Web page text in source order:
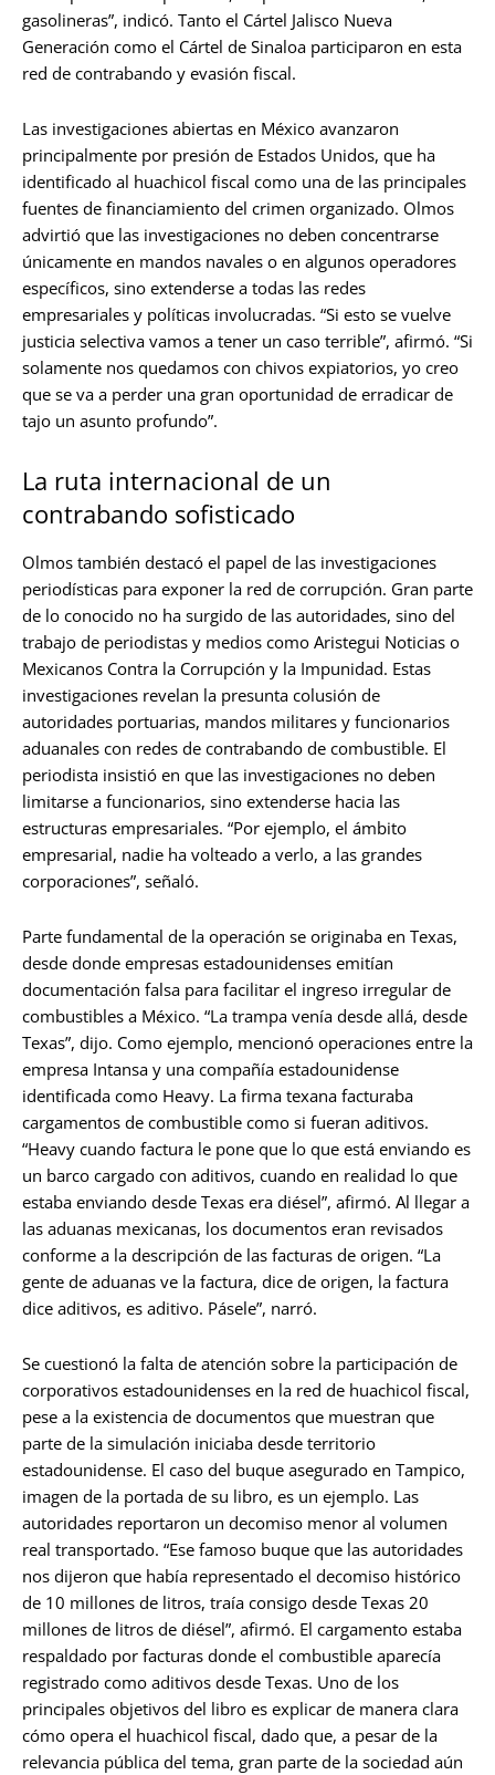
gasolineras”, indicó. Tanto el Cártel Jalisco Nueva
Generación como el Cártel de Sinaloa participaron en esta
red de contrabando y evasión fiscal.
Las investigaciones abiertas en México avanzaron
principalmente por presión de Estados Unidos, que ha
identificado al huachicol fiscal como una de las principales
fuentes de financiamiento del crimen organizado. Olmos
advirtió que las investigaciones no deben concentrarse
únicamente en mandos navales o en algunos operadores
específicos, sino extenderse a todas las redes
empresariales y políticas involucradas. “Si esto se vuelve
justicia selectiva vamos a tener un caso terrible”, afirmó. “Si
solamente nos quedamos con chivos expiatorios, yo creo
que se va a perder una gran oportunidad de erradicar de
tajo un asunto profundo”.
La ruta internacional de un
contrabando sofisticado
Olmos también destacó el papel de las investigaciones
periodísticas para exponer la red de corrupción. Gran parte
de lo conocido no ha surgido de las autoridades, sino del
trabajo de periodistas y medios como Aristegui Noticias o
Mexicanos Contra la Corrupción y la Impunidad. Estas
investigaciones revelan la presunta colusión de
autoridades portuarias, mandos militares y funcionarios
aduanales con redes de contrabando de combustible. El
periodista insistió en que las investigaciones no deben
limitarse a funcionarios, sino extenderse hacia las
estructuras empresariales. “Por ejemplo, el ámbito
empresarial, nadie ha volteado a verlo, a las grandes
corporaciones”, señaló.
Parte fundamental de la operación se originaba en Texas,
desde donde empresas estadounidenses emitían
documentación falsa para facilitar el ingreso irregular de
combustibles a México. “La trampa venía desde allá, desde
Texas”, dijo. Como ejemplo, mencionó operaciones entre la
empresa Intansa y una compañía estadounidense
identificada como Heavy. La firma texana facturaba
cargamentos de combustible como si fueran aditivos.
“Heavy cuando factura le pone que lo que está enviando es
un barco cargado con aditivos, cuando en realidad lo que
estaba enviando desde Texas era diésel”, afirmó. Al llegar a
las aduanas mexicanas, los documentos eran revisados
conforme a la descripción de las facturas de origen. “La
gente de aduanas ve la factura, dice de origen, la factura
dice aditivos, es aditivo. Pásele”, narró.
Se cuestionó la falta de atención sobre la participación de
corporativos estadounidenses en la red de huachicol fiscal,
pese a la existencia de documentos que muestran que
parte de la simulación iniciaba desde territorio
estadounidense. El caso del buque asegurado en Tampico,
imagen de la portada de su libro, es un ejemplo. Las
autoridades reportaron un decomiso menor al volumen
real transportado. “Ese famoso buque que las autoridades
nos dijeron que había representado el decomiso histórico
de 10 millones de litros, traía consigo desde Texas 20
millones de litros de diésel”, afirmó. El cargamento estaba
respaldado por facturas donde el combustible aparecía
registrado como aditivos desde Texas. Uno de los
principales objetivos del libro es explicar de manera clara
cómo opera el huachicol fiscal, dado que, a pesar de la
relevancia pública del tema, gran parte de la sociedad aún